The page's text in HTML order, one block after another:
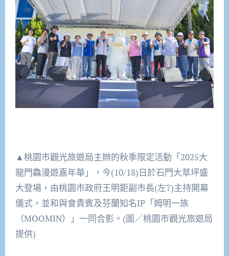
▲桃園市觀光旅遊局主辦的秋季限定活動「2025大
龍門鱻漫遊嘉年華」，今(10/18)日於石門大草坪盛
大登場，由桃園市政府王明鉅副市長(左7)主持開幕
儀式，並和與會貴賓及芬蘭知名IP「姆明一族
（MOOMIN）」一同合影。(圖／桃園市觀光旅遊局
提供)